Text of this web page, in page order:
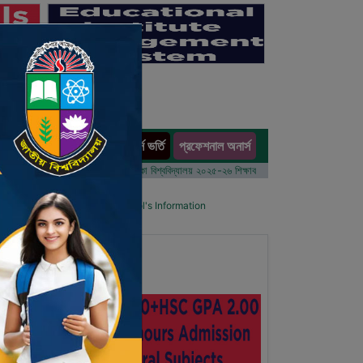
অনার্স ভর্তি প্রফেশনাল অনার্স
ভর্তি আবেদন বিজ্ঞপ্তি ঢাকা বিশ্ববিদ্যালয় ২০২৫-২৬ শিক্ষাবর্ষে আন্ডারগ্র্যাজুয়েট প্রোগ্রামে ভর্তি
Details Primary School's Information